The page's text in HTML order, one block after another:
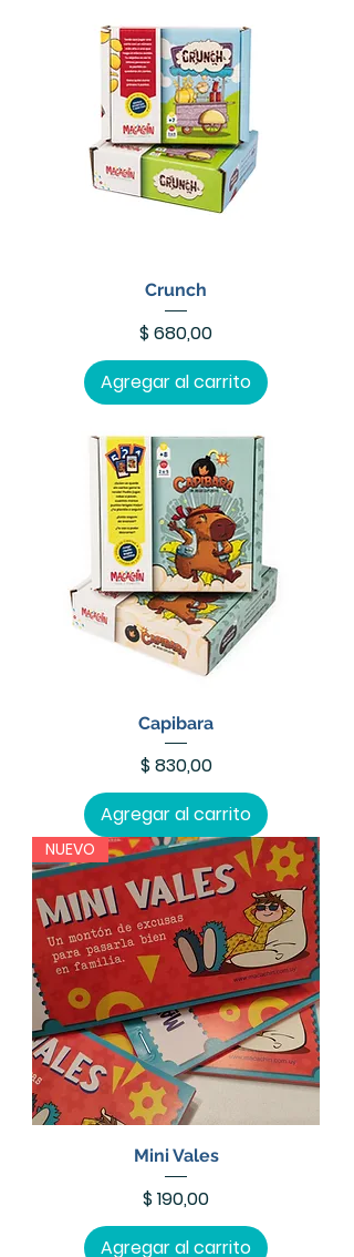
Crunch
Precio
$ 680,00
Agregar al carrito
Capibara
Precio
$ 830,00
Agregar al carrito
NUEVO
Mini Vales
Precio
$ 190,00
Agregar al carrito